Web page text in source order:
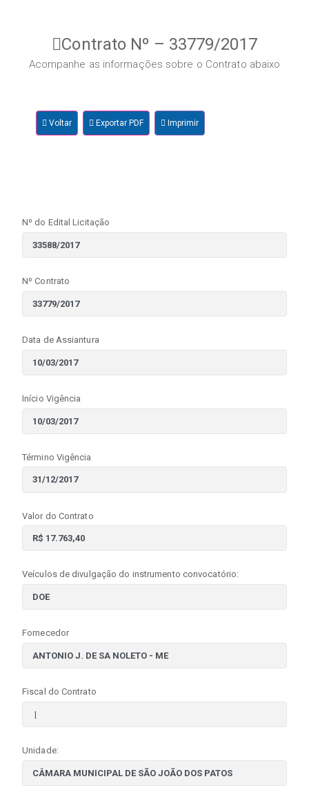
Contrato Nº – 33779/2017
Acompanhe as informações sobre o Contrato abaixo
Voltar Exportar PDF Imprimir
Nº do Edital Licitação
Nº Contrato
Data de Assiantura
Início Vigência
Término Vigência
Valor do Contrato
Veículos de divulgação do instrumento convocatório:
Fornecedor
Fiscal do Contrato
Unidade: